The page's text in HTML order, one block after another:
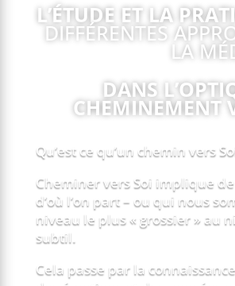
L’ÉTUDE ET LA
DIFFÉRENTES
LA
DANS
CHEMINEMENT
Qu’est ce qu’un chemin vers
Cheminer vers Soi implique
d’où l’on part – ou qui nous
niveau le plus « grossier » au
subtil.
Cela passe par la